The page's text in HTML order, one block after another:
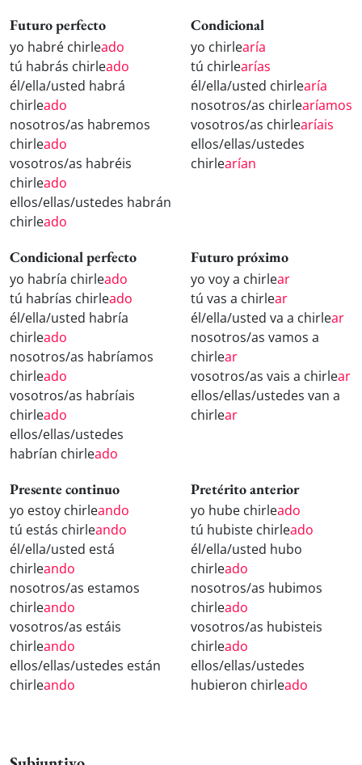
Futuro perfecto
yo habré chirleado
tú habrás chirleado
él/ella/usted habrá
chirleado
nosotros/as habremos
chirleado
vosotros/as habréis
chirleado
ellos/ellas/ustedes habrán
chirleado
Condicional
yo chirlearía
tú chirlearías
él/ella/usted chirlearía
nosotros/as chirlearíamos
vosotros/as chirlearíais
ellos/ellas/ustedes
chirlearían
Condicional perfecto
yo habría chirleado
tú habrías chirleado
él/ella/usted habría
chirleado
nosotros/as habríamos
chirleado
vosotros/as habríais
chirleado
ellos/ellas/ustedes
habrían chirleado
Futuro próximo
yo voy a chirlear
tú vas a chirlear
él/ella/usted va a chirlear
nosotros/as vamos a
chirlear
vosotros/as vais a chirlear
ellos/ellas/ustedes van a
chirlear
Presente continuo
yo estoy chirleando
tú estás chirleando
él/ella/usted está
chirleando
nosotros/as estamos
chirleando
vosotros/as estáis
chirleando
ellos/ellas/ustedes están
chirleando
Pretérito anterior
yo hube chirleado
tú hubiste chirleado
él/ella/usted hubo
chirleado
nosotros/as hubimos
chirleado
vosotros/as hubisteis
chirleado
ellos/ellas/ustedes
hubieron chirleado